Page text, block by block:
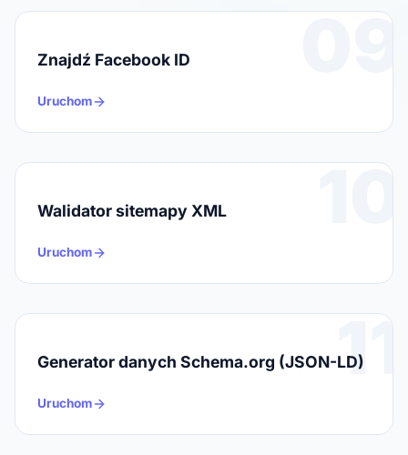
09
Znajdź Facebook ID
Uruchom
10
Walidator sitemapy XML
Uruchom
11
Generator danych Schema.org (JSON-LD)
Uruchom